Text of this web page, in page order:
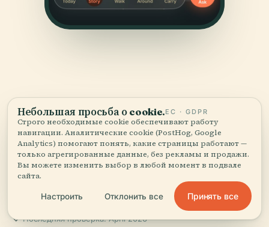
ИСТОЧНИКИ
Проверенои показано.
Исследовано и написано редакцией Audiala по
историческим документам, архитектурным архивам
и местным знаниям.
Последняя проверка: April 2026
Небольшая просьба о cookie.ЕС · GDPR
Строго необходимые cookie обеспечивают работу
навигации. Аналитические cookie (PostHog, Google
Analytics) помогают понять, какие страницы работают —
только агрегированные данные, без рекламы и продажи.
Вы можете изменить выбор в любой момент в подвале
сайта.
Настроить Отклонить все Принять все